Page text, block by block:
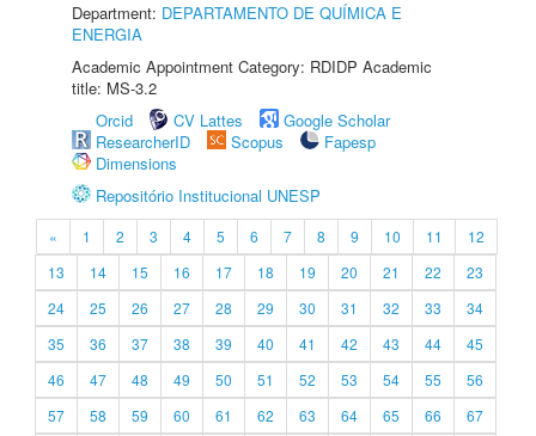
Department: DEPARTAMENTO DE QUÍMICA E
ENERGIA
Academic Appointment Category: RDIDP Academic
title: MS-3.2
Orcid
CV Lattes
Google Scholar
ResearcherID
Scopus
Fapesp
Dimensions
Repositório Institucional UNESP
« 1 2 3 4 5 6 7 8 9 10 11
12
13
14 15 16 17 18 19 20 21 22
23
24
25 26 27 28 29 30 31 32 33
34
35
36 37 38 39 40 41 42 43 44
45
46
47 48 49 50 51 52 53 54 55
56
57
58 59 60 61 62 63 64 65 66
67